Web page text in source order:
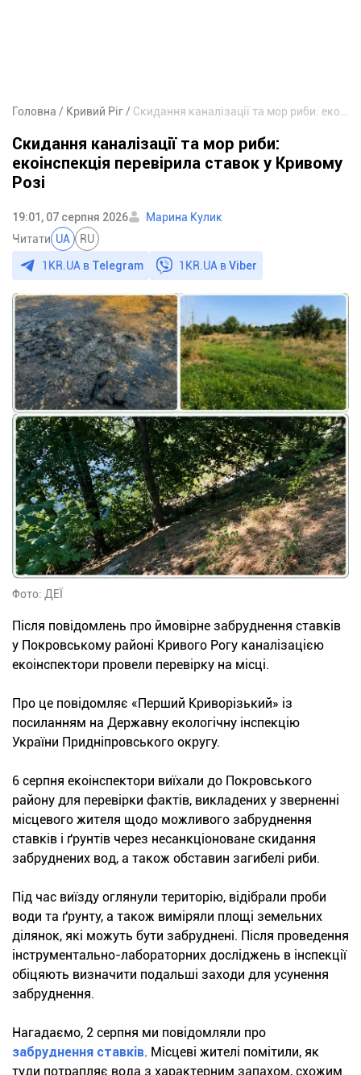
Головна Кривий Ріг
Скидання каналізації та мор риби:
екоінспекція перевірила ставок у Кривому
Розі
19:01, 07 серпня 2026
Марина Кулик
Читати UA RU
1KR.UA в Telegram 1KR.UA вViber
Фото: ДЕЇ
Після повідомлень про ймовірне забруднення ставків
у Покровському районі Кривого Рогу каналізацією
екоінспектори провели перевірку на місці.
Про це повідомляє «Перший Криворізький» із
посиланням на Державну екологічну інспекцію
України Придніпровського округу.
6 серпня екоінспектори виїхали до Покровського
району для перевірки фактів, викладених у зверненні
місцевого жителя щодо можливого забруднення
ставків і ґрунтів через несанкціоноване скидання
забруднених вод, а також обставин загибелі риби.
Під час виїзду оглянули територію, відібрали проби
води та ґрунту, а також виміряли площі земельних
ділянок, які можуть бути забруднені. Після проведення
інструментально-лабораторних досліджень в інспекції
обіцяють визначити подальші заходи для усунення
забруднення.
Нагадаємо, 2 серпня ми повідомляли про
забруднення ставків. Місцеві жителі помітили, як
туди потрапляє вода з характерним запахом, схожим